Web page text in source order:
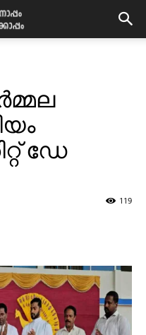
ഡേ
119